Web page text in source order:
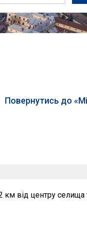
Повернутись до
км від центру